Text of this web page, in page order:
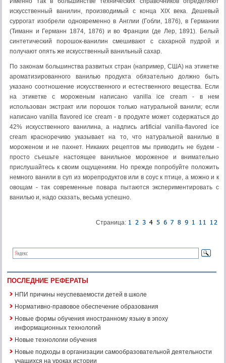
искусственный ванилин, производимый с конца XIX века. Дешевый
суррогат изобрели одновременно в Англии (Гобли, 1876), в Германии
(Тиманн и Германн 1874, 1876) и во Франции (де Лер, 1891). Белый
синтетический порошок-ванилин смешивают с сахарной пудрой и
получают опять же искусственный ванильный сахар.
По законам большинства развитых стран (например, США) на этикетке
ароматизированного ванилью продукта обязательно должно быть
указано соотношение искусственного и естественного вещества. Если
на этикетке с мороженым написано vanilla ice cream - в нем
использован экстракт или порошок только натуральной ванили; если
написано vanilla flavored ice cream - в продукте может содержаться до
42% искусственного ванилина, а надпись artificial vanilla-flavored ice
cream красноречиво указывает на то, что натуральной ванилью в
мороженом и не пахнет. Никаких рецептов мы приводить не будем -
просто съешьте настоящее ванильное мороженое и внимательно
прислушайтесь к своим ощущениям. Но прежде попробуйте положить
немного ванили в суп из морепродуктов или в соус к птице, а можно и к
овощам - так современные повара пытаются экспериментировать с
ванилью и, надо сказать, весьма успешно.
Страница:
ПОСЛЕДНИЕ РЕФЕРАТЫ
НПИ причины неуспеваемости детей в школе
Нормативно-правовое обеспечение образования
Новые формы обучения иностранному языку в эпоху
информационных технологий
Новые технологии обучения
Новые подходы в организации самообразовательной деятельности
учащихся на уроках истории